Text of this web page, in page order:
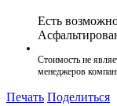
Есть
Стоимость не
менеджеров
Печать Поделиться